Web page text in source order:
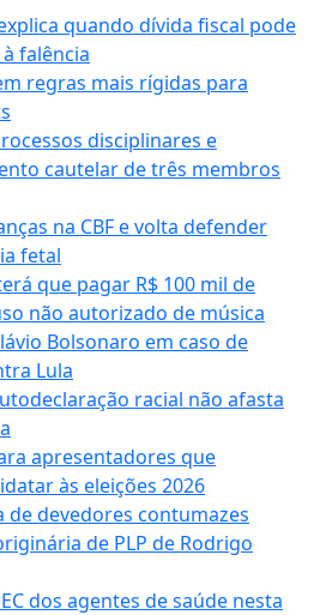
quando dívida fiscal pode
falência
regras mais rígidas para
disciplinares e
cautelar de três membros
na CBF e volta defender
fetal
que pagar R$ 100 mil de
não autorizado de música
Bolsonaro em caso de
Lula
racial não afasta
apresentadores que
às eleições 2026
de devedores contumazes
de PLP de Rodrigo
dos agentes de saúde nesta